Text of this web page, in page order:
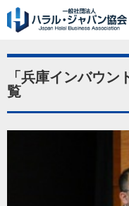
「兵庫インバウ
覧